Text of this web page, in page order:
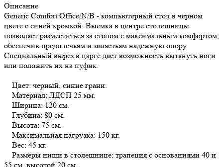
Описание
Generic Comfort Office/N/B - компьютерный стол в черном
цвете с синей кромкой. Выемка в центре столешницы
позволяет разместиться за столом с максимальным комфортом,
обеспечив предплечьям и запястьям надежную опору.
Специальный вырез в царге дает возможность вытянуть ноги
или положить их на пуфик.
Цвет: черный, синие грани.
Материал: ЛДСП 25 мм.
Ширина: 120 см.
Глубина: 80 см.
Высота: 75 см.
Максимальная нагрузка: 150 кг.
Вес: 45 кг.
Размеры ниши в столешнице: трапеция с основаниями 40 и
55 см, высотой 20 см.